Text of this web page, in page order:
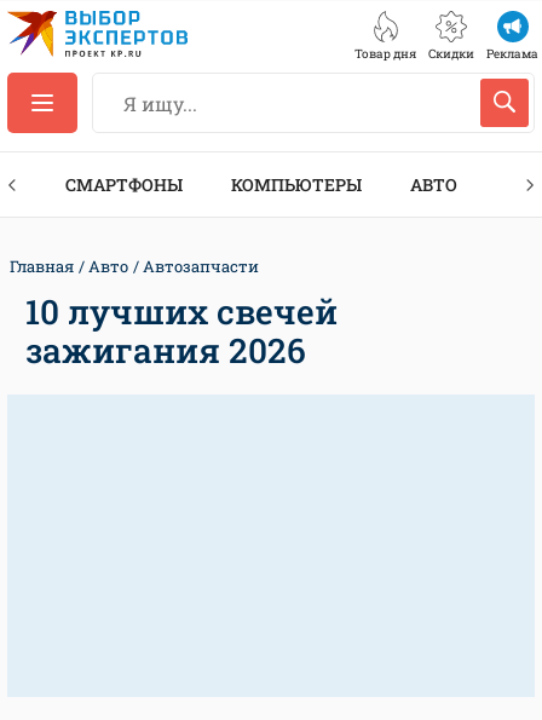
Товар дня Скидки Реклама
СМАРТФОНЫ КОМПЬЮТЕРЫ АВТО
Главная Авто Автозапчасти
10 лучших свечей
зажигания 2026